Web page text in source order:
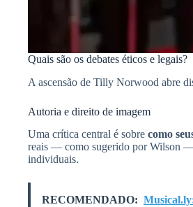
Quais são os debates éticos e legais?
A ascensão de Tilly Norwood abre
Autoria e direito de imagem
Uma crítica central é sobre como
reais — como sugerido por Wilson —
individuais.
RECOMENDADO: